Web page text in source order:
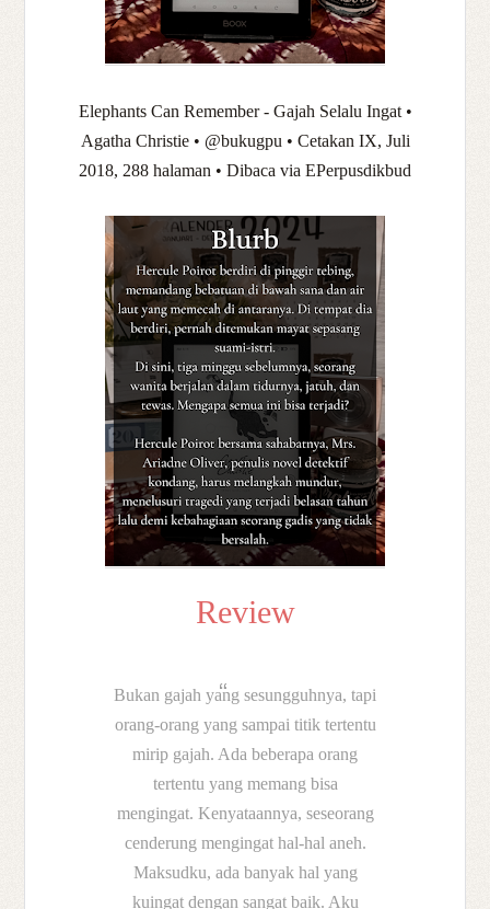
Elephants Can Remember - Gajah Selalu Ingat •
Agatha Christie • @bukugpu • Cetakan IX, Juli
2018, 288 halaman • Dibaca via EPerpusdikbud
Review
Bukan gajah yang sesungguhnya, tapi
orang-orang yang sampai titik tertentu
mirip gajah. Ada beberapa orang
tertentu yang memang bisa
mengingat. Kenyataannya, seseorang
cenderung mengingat hal-hal aneh.
Maksudku, ada banyak hal yang
kuingat dengan sangat baik. Aku